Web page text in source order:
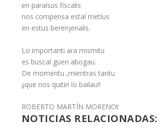
en paraísus fiscalis
nos compensa estal metíus
en estus berenjenalis.
Lo importanti ara mismitu
es buscal güen abogau.
De momentu ,mientras tantu
¡¡que nos quitin lo bailau!!
ROBERTO MARTÍN MORENOt
NOTICIAS RELACIONADAS: